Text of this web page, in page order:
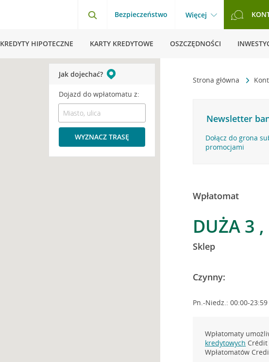
Bezpieczeństwo Więcej
KREDYTY HIPOTECZNE KARTY KREDYTOWE OSZCZĘDNOŚCI
Strona główna
Newsletter
Dołącz do grona
promocjami
Wpłatomat
DUŻA 3 ,
Sklep
Czynny:
Pn.-Niedz.: 00:00-23:59
Wpłatomaty
kredytowych
Wpłatomatów
Jak dojechać?
Dojazd do wpłatomatu z:
WYZNACZ TRASĘ